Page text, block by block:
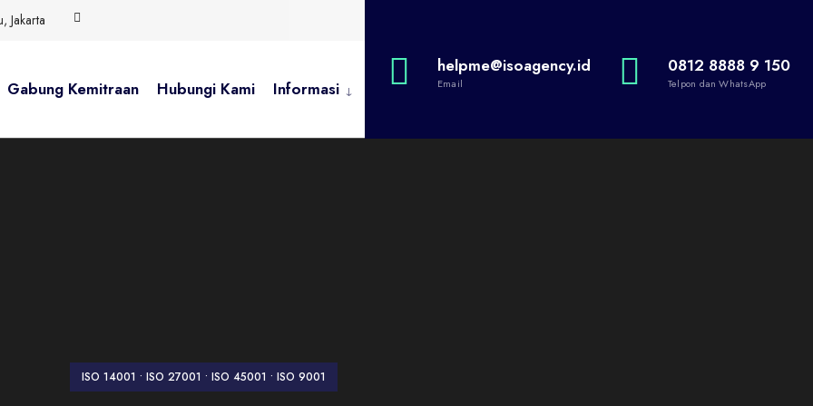
Jakarta
Gabung Kemitraan Hubungi Kami Informasi
0812 8888 9 150
Telpon dan WhatsApp
helpme@isoagency.id
Email
ISO 14001 • ISO 27001 • ISO 45001 • ISO 9001